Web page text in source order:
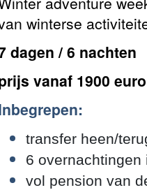
winterse
dagen / 6 nachten
vanaf 1900
transfer heen/
6
vol pension van